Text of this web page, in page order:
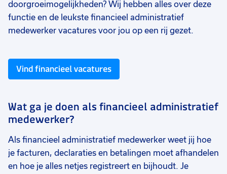
doorgroeimogelijkheden? Wij hebben alles over deze
functie en de leukste financieel administratief
medewerker vacatures voor jou op een rij gezet.
Vind financieel vacatures
Wat ga je doen als financieel administratief
medewerker?
Als financieel administratief medewerker weet jij hoe
je facturen, declaraties en betalingen moet afhandelen
en hoe je alles netjes registreert en bijhoudt. Je